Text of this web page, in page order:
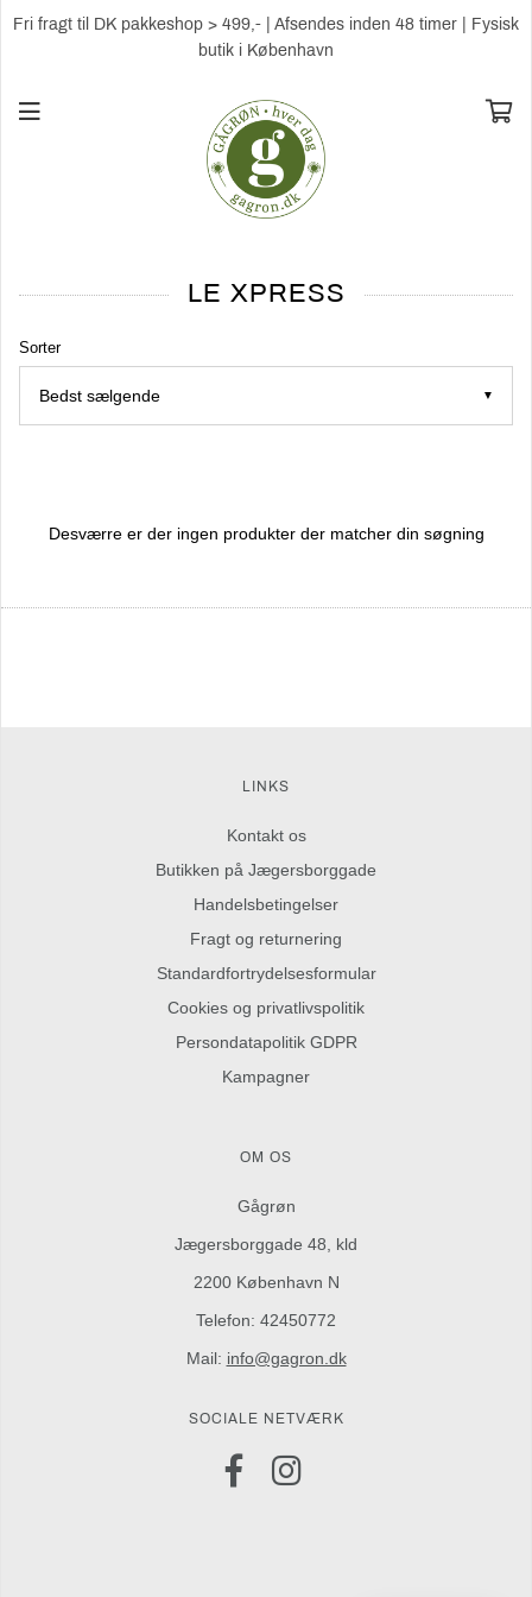
Fri fragt til DK pakkeshop > 499,- | Afsendes inden 48 timer | Fysisk
butik i København
LE XPRESS
Sorter
▼
Desværre er der ingen produkter der matcher din søgning
LINKS
Kontakt os
Butikken på Jægersborggade
Handelsbetingelser
Fragt og returnering
Standardfortrydelsesformular
Cookies og privatlivspolitik
Persondatapolitik GDPR
Kampagner
OM OS
Gågrøn
Jægersborggade 48, kld
2200 København N
Telefon: 42450772
Mail: info@gagron.dk
SOCIALE NETVÆRK